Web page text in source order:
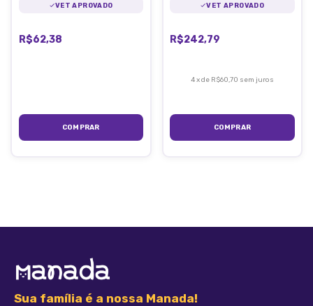
VET APROVADO
R$62,38
COMPRAR
VET APROVADO
R$242,79
4xde R$60,70 sem juros
COMPRAR
Sua família é a nossa Manada!